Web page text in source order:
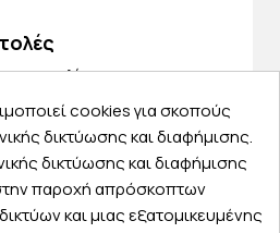
σας και
στην πόρτα σαςcookies για σκοπούς
δικτύωσης και διαφήμισης.
δικτύωσης και διαφήμισης
παροχή απρόσκοπτων
και μιας εξατομικευμένης